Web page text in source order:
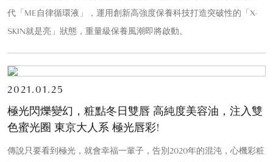
代「ME自律循環液」，運用創新高強度保養科技打造突破性的「X-
SKIN就是亮」狀態，重量級保養風潮即將啟動。
2021.01.25
極光閃爍變幻，粧點冬日雙唇 高純度美容油，注入雙
色蜜光圈 東京大人系 極光唇彩!
傳說只要看到極光，就會幸福一輩子，告別2020年的混沌，心機彩粧